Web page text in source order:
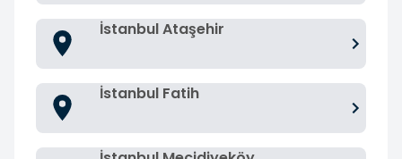
İstanbul Ataşehir
İstanbul Fatih